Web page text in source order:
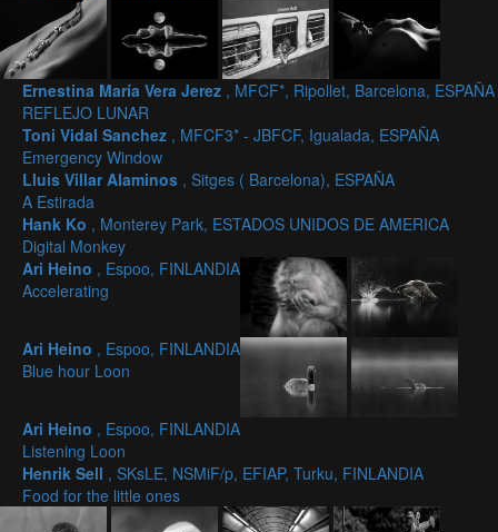
Ernestina María Vera Jerez , MFCF*, Ripollet, Barcelona, ESPAÑA
REFLEJO LUNAR
Toni Vidal Sanchez , MFCF3* - JBFCF, Igualada, ESPAÑA
Emergency Window
Lluis Villar Alaminos , Sitges ( Barcelona), ESPAÑA
A Estirada
Hank Ko , Monterey Park, ESTADOS UNIDOS DE AMERICA
Digital Monkey
Ari Heino , Espoo, FINLANDIA
Accelerating
Ari Heino , Espoo, FINLANDIA
Blue hour Loon
Ari Heino , Espoo, FINLANDIA
Listening Loon
Henrik Sell , SKsLE, NSMiF/p, EFIAP, Turku, FINLANDIA
Food for the little ones